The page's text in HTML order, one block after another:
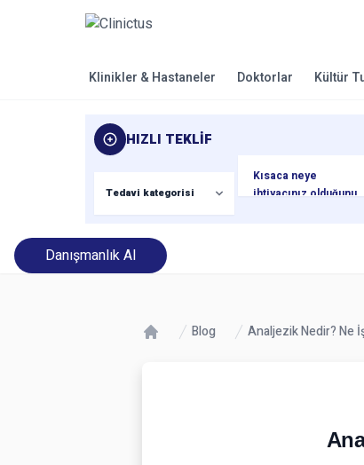
Klinikler & Hastaneler Doktorlar Kültür
HIZLI TEKLIF
Danışmanlık Al
Blog Analjezik Nedir? Ne